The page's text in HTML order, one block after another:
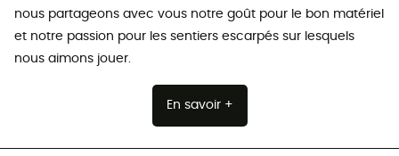
nous partageons avec vous notre goût pour le bon matériel
et notre passion pour les sentiers escarpés sur lesquels
nous aimons jouer.
En savoir +